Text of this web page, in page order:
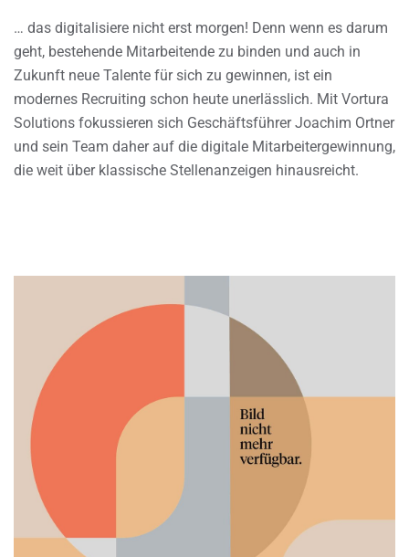
… das digitalisiere nicht erst morgen! Denn wenn es darum
geht, bestehende Mitarbeitende zu binden und auch in
Zukunft neue Talente für sich zu gewinnen, ist ein
modernes Recruiting schon heute unerlässlich. Mit Vortura
Solutions fokussieren sich Geschäftsführer Joachim Ortner
und sein Team daher auf die digitale Mitarbeitergewinnung,
die weit über klassische Stellenanzeigen hinausreicht.